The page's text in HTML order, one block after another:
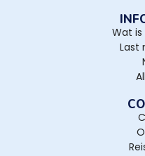
Wat is
Last